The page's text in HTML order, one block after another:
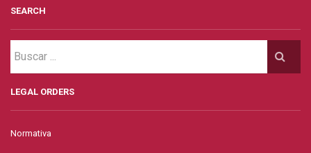
SEARCH
LEGAL ORDERS
Normativa